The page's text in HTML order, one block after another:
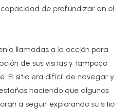
de profundizar en el
llamadas a la acción para
de sus visitas y tampoco
El sitio era difícil de navegar y
haciendo que algunos
a seguir explorando su sitio